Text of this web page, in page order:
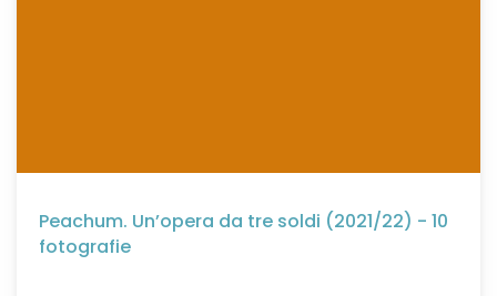
Peachum. Un’opera da tre soldi (2021/22) - 10
fotografie